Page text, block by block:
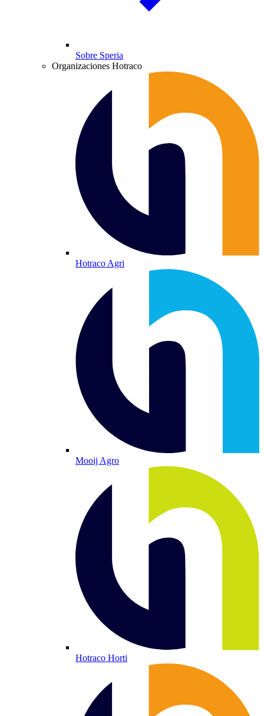
Sobre Speria
Organizaciones Hotraco
Hotraco Agri
Mooij Agro
Hotraco Horti